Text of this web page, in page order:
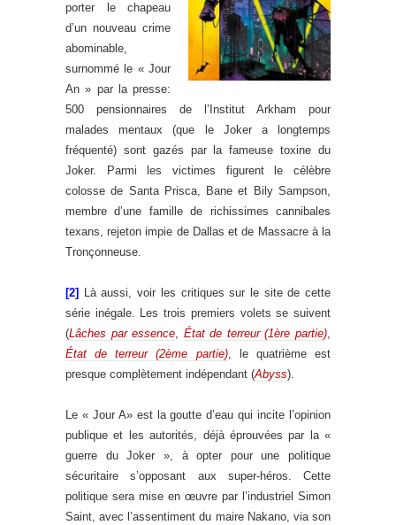
porter le chapeau
d’un nouveau crime
abominable,
surnommé le « Jour
An » par la presse:
500 pensionnaires de l’Institut Arkham pour
malades mentaux (que le Joker a longtemps
fréquenté) sont gazés par la fameuse toxine du
Joker. Parmi les victimes figurent le célèbre
colosse de Santa Prisca, Bane et Bily Sampson,
membre d’une famille de richissimes cannibales
texans, rejeton impie de Dallas et de Massacre à la
Tronçonneuse.
[2]
Là aussi, voir les critiques sur le site de cette
série inégale. Les trois premiers volets se suivent
(Lâches par essence, État de terreur (1ère partie),
État de terreur (2ème partie), le quatrième est
presque complètement indépendant (Abyss).
Le « Jour A» est la goutte d’eau qui incite l’opinion
publique et les autorités, déjà éprouvées par la «
guerre du Joker », à opter pour une politique
sécuritaire s’opposant aux super-héros. Cette
politique sera mise en œuvre par l’industriel Simon
Saint, avec l’assentiment du maire Nakano, via son